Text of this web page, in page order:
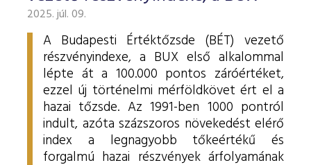
2025. júl. 09.
A Budapesti Értéktőzsde (BÉT) vezető
részvényindexe, a BUX első alkalommal
lépte át a 100.000 pontos záróértéket,
ezzel új történelmi mérföldkövet ért el a
hazai tőzsde. Az 1991-ben 1000 pontról
indult, azóta százszoros növekedést elérő
index a legnagyobb tőkeértékű és
forgalmú hazai részvények árfolyamának